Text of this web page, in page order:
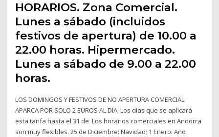
HORARIOS. Zona Comercial.
Lunes a sábado (incluidos
festivos de apertura) de 10.00 a
22.00 horas. Hipermercado.
Lunes a sábado de 9.00 a 22.00
horas.
LOS DOMINGOS Y FESTIVOS DE NO APERTURA COMERCIAL
APARCA POR SOLO 2 EUROS AL DIA. Los días que se aplicará
esta tarifa hasta el 31 de Los horarios comerciales en Andorra
son muy flexibles. 25 de Diciembre: Navidad; 1 Enero: Año